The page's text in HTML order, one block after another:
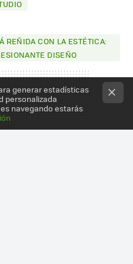
REÑIDA CON LA ESTÉTICA:
DISEÑO
generar estadísticas
personalizada
navegando estarás